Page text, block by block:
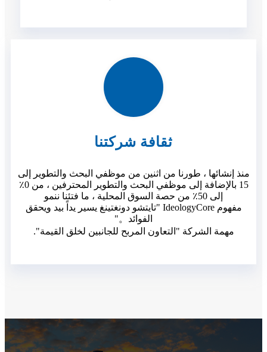
ثقافة شركتنا
منذ إنشائها ، طورنا من اثنين من موظفي البحث والتطوير إلى
15 بالإضافة إلى موظفي البحث والتطوير المحترفين ، من 0٪
إلى 50٪ من حصة السوق المحلية ، ما فتئنا ننمو
مفهوم IdeologyCore "تايتشو دونغتينغ يسير يداً بيد ويحقق
الفوائد。"
مهمة الشركة "التعاون المربح للجانبين لخلق القيمة".